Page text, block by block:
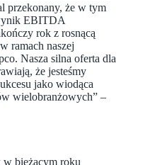
przekonany, że w tym
EBITDA
rok z rosnącą
ramach naszej
Nasza silna oferta dla
że jesteśmy
jako wiodąca
wielobranżowych” –
bieżącym roku